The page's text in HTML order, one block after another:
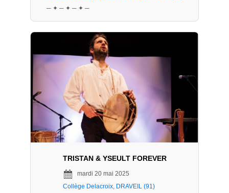
─ ✦ ─ ✦ ─ ✦ ─
TRISTAN & YSEULT FOREVER
mardi 20 mai 2025
Collège Delacroix, DRAVEIL (91)